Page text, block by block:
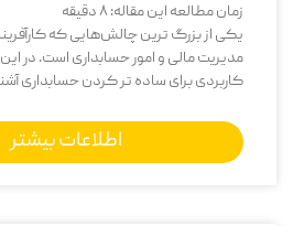
زمان مطالعه این مقاله:8دقیقه
یکی از بزرگ‌ ترین چالش‌هایی که
کاربردی برای ساده تر کردن حسابداری
اطلاعات بیشتر